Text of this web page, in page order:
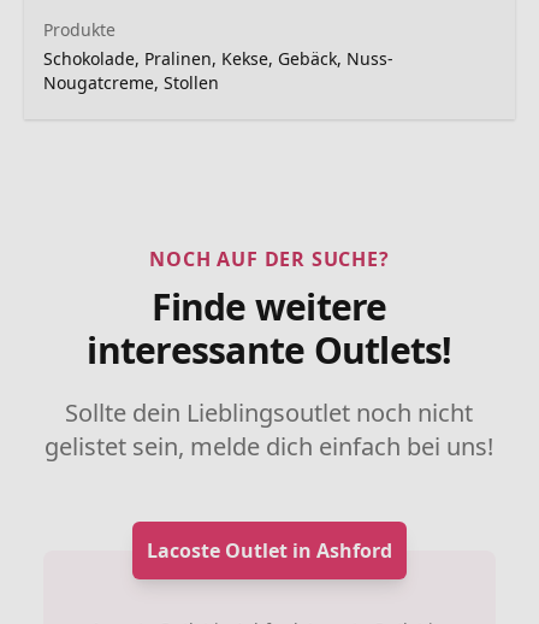
Produkte
Schokolade, Pralinen, Kekse, Gebäck, Nuss-
Nougatcreme, Stollen
NOCH AUF DER SUCHE?
Finde weitere
interessante Outlets!
Sollte dein Lieblingsoutlet noch nicht
gelistet sein, melde dich einfach bei uns!
Lacoste Outlet in Ashford